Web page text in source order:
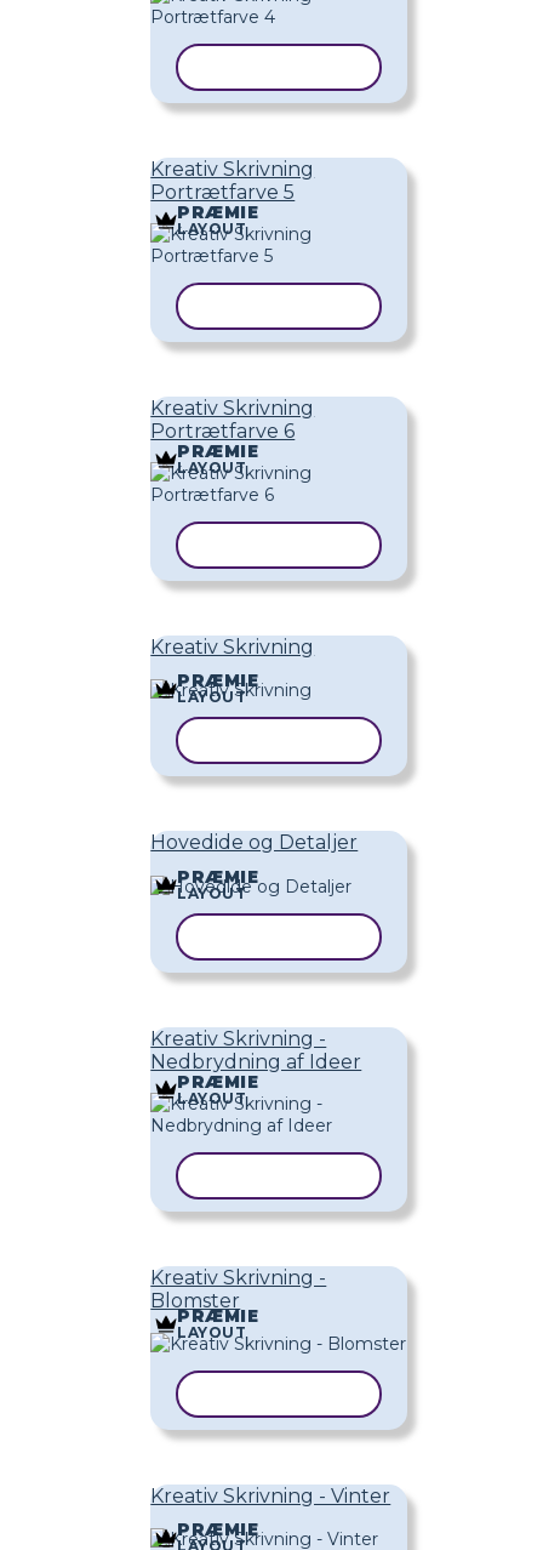
Kreativ Skrivning
Portrætfarve 5
PRÆMIE
LAYOUT
Kreativ Skrivning
Portrætfarve 6
PRÆMIE
LAYOUT
Kreativ Skrivning
PRÆMIE
LAYOUT
Hovedide og Detaljer
PRÆMIE
LAYOUT
Kreativ Skrivning -
Nedbrydning af Ideer
PRÆMIE
LAYOUT
Kreativ Skrivning -
Blomster
PRÆMIE
LAYOUT
Kreativ Skrivning - Vinter
PRÆMIE
LAYOUT